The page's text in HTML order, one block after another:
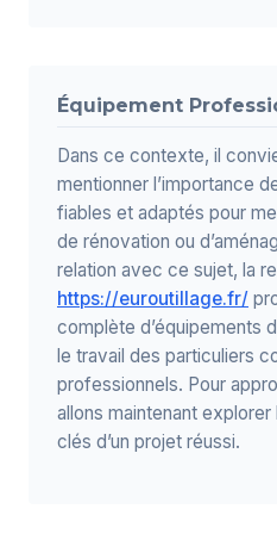
Équipement
Dans ce contexte, il
mentionner l’importance
fiables et adaptés pour
de rénovation ou
relation avec ce sujet, la
https://euroutillage.fr/
complète d’équipements
le travail des particuliers
professionnels. Pour
allons maintenant
clés d’un projet réussi.